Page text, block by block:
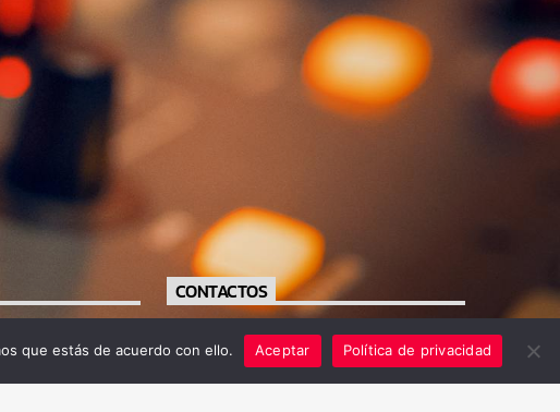
CONTACTOS
https://radiofe.com.sv/
+503 79556711
que estás de acuerdo con ello. Aceptar Política de privacidad